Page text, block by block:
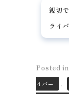
親切
ライ
Posted in
イバー
,